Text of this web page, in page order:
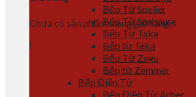
Chưa có sản phẩm trong giỏ hàng.
l
Bếp Từ Spelier
Bếp Từ Sunhouse
Bếp Từ Taka
Bếp từ Teka
Bếp Từ Zegu
Bếp từ Zemmer
Bếp Điện Từ
Bếp Điện Từ Arber